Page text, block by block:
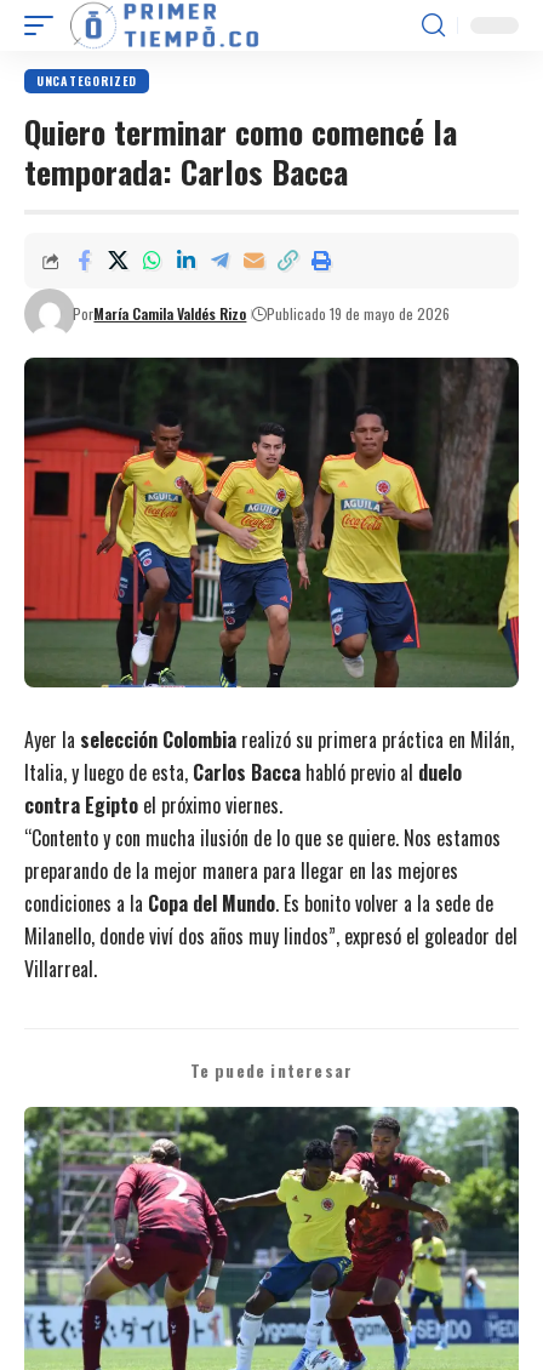
UNCATEGORIZED
Quiero terminar como comencé la
temporada: Carlos Bacca
PorMaría Camila Valdés Rizo Publicado 19 de mayo de 2026
Ayer la selección Colombia realizó su primera práctica en Milán,
Italia, y luego de esta, Carlos Bacca habló previo al duelo
contra Egipto el próximo viernes.
“Contento y con mucha ilusión de lo que se quiere. Nos estamos
preparando de la mejor manera para llegar en las mejores
condiciones a la Copa del Mundo. Es bonito volver a la sede de
Milanello, donde viví dos años muy lindos”, expresó el goleador del
Villarreal.
Te puede interesar